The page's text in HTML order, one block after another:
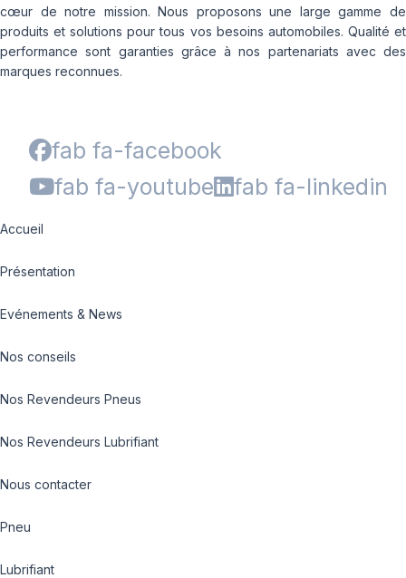
cœur de notre mission. Nous proposons une large gamme de
produits et solutions pour tous vos besoins automobiles. Qualité et
performance sont garanties grâce à nos partenariats avec des
marques reconnues.
fab fa-facebook
fab fa-youtube
fab fa-linkedin
Accueil
Présentation
Evénements & News
Nos conseils
Nos Revendeurs Pneus
Nos Revendeurs Lubrifiant
Nous contacter
Pneu
Lubrifiant